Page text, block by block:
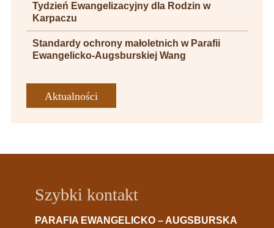
Tydzień Ewangelizacyjny dla Rodzin w
Karpaczu
Standardy ochrony małoletnich w Parafii
Ewangelicko-Augsburskiej Wang
Aktualności
Szybki kontakt
PARAFIA EWANGELICKO – AUGSBURSKA